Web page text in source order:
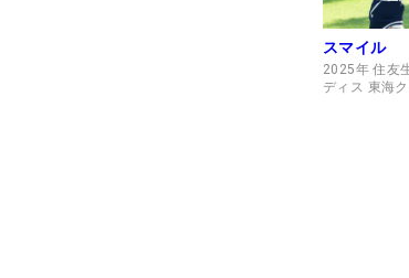
スマイル
2025年 住友
ディス 東海